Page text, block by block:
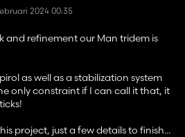
2024 00:35
and refinement our Man tridem is
as well as a stabilization system
only constraint if I can call it that, it
project, just a few details to finish...